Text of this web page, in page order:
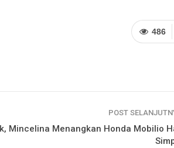
486
POST
Mincelina Menangkan Honda Mobilio